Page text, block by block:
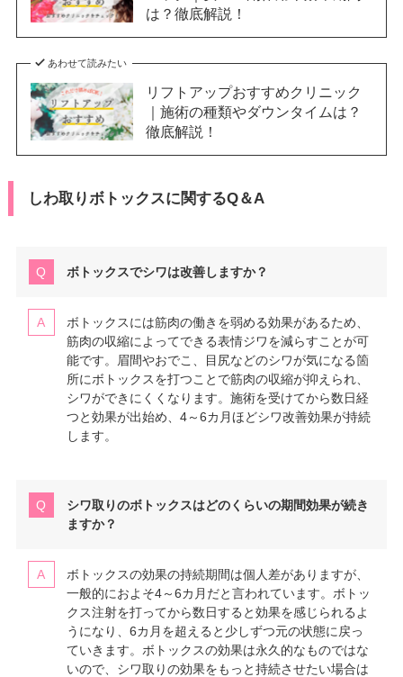
は？徹底解説！
あわせて読みたい
リフトアップおすすめクリニック
｜施術の種類やダウンタイムは？
徹底解説！
しわ取りボトックスに関するQ＆A
ボトックスでシワは改善しますか？
ボトックスには筋肉の働きを弱める効果があるため、
筋肉の収縮によってできる表情ジワを減らすことが可
能です。眉間やおでこ、目尻などのシワが気になる箇
所にボトックスを打つことで筋肉の収縮が抑えられ、
シワができにくくなります。施術を受けてから数日経
つと効果が出始め、4～6カ月ほどシワ改善効果が持続
します。
シワ取りのボトックスはどのくらいの期間効果が続き
ますか？
ボトックスの効果の持続期間は個人差がありますが、
一般的におよそ4～6カ月だと言われています。ボトッ
クス注射を打ってから数日すると効果を感じられるよ
うになり、6カ月を超えると少しずつ元の状態に戻っ
ていきます。ボトックスの効果は永久的なものではな
いので、シワ取りの効果をもっと持続させたい場合は